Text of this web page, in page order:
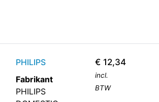
PHILIPS
Fabrikant
PHILIPS
€ 12,34
incl.
BTW